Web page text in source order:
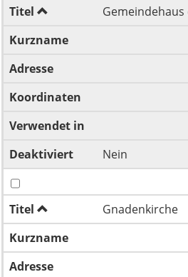
Titel
Kurzname
Adresse
Koordinaten
Verwendet in
Deaktiviert
Nein
Titel
Gnadenkirche
Kurzname
Adresse